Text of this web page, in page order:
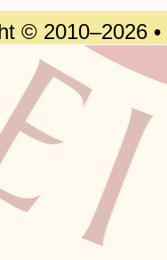
© 2010–2026 •